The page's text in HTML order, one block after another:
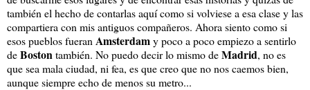
también el hecho de contarlas aquí como si volviese a esa clase y las
compartiera con mis antiguos compañeros. Ahora siento como si
esos pueblos fueran Amsterdamy poco a poco empiezo a sentirlo
deBostontambién. No puedo decir lo mismo deMadrid, no es
que sea mala ciudad, ni fea, es que creo que no nos caemos bien,
aunque siempre echo de menos su metro...